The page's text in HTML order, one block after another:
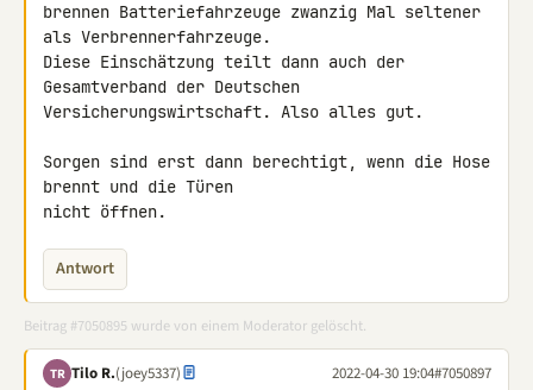
brennen Batteriefahrzeuge zwanzig Mal seltener
als Verbrennerfahrzeuge.
Diese Einschätzung teilt dann auch der
Gesamtverband der Deutschen
Versicherungswirtschaft. Also alles gut.
Sorgen sind erst dann berechtigt, wenn die Hose
brennt und die Türen
nicht öffnen.
Antwort
Beitrag #7050895 wurde von einem Moderator gelöscht.
TR Tilo R.(joey5337) 2022-04-30 19:04#7050897